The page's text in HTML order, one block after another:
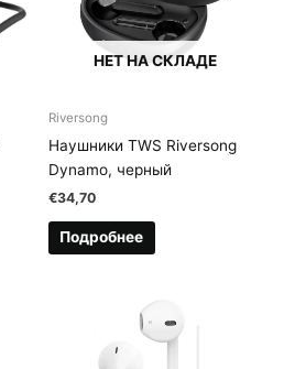
НЕТ НА СКЛАДЕ
Riversong
Наушники TWS Riversong
Dynamo, черный
€34,70
Подробнее